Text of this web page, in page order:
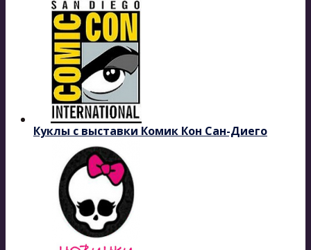
Куклы с выставки Комик Кон Сан-Диего